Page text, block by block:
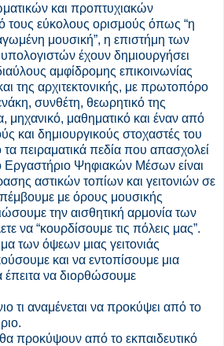
και προπτυχιακών
εύκολους ορισμούς όπως “η
μουσική”, η επιστήμη των
έχουν δημιουργήσει
αμφίδρομης επικοινωνίας
της αρχιτεκτονικής, με πρωτοπόρο
συνθέτη, θεωρητικό της
μηχανικό, μαθηματικό και έναν από
και δημιουργικούς στοχαστές του
πειραματικά πεδία που απασχολεί
Εργαστήριο Ψηφιακών Μέσων είναι
αστικών τοπίων και γειτονιών σε
με όρους μουσικής
την αισθητική αρμονία των
να “κουρδίσουμε τις πόλεις μας”.
των όψεων μιας γειτονιάς
και να εντοπίσουμε μια
να διορθώσουμε
τι αναμένεται να προκύψει από το
προκύψουν από το εκπαιδευτικό